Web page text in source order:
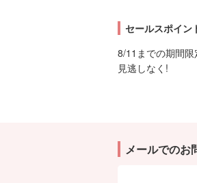
セールスポイン
8/11までの期間
見逃しなく!
メールでのお